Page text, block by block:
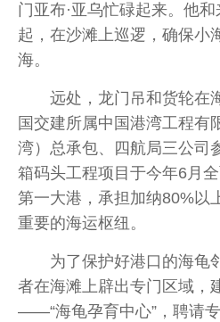
门亚布·亚乌忙碌起来。他
起，在沙滩上巡逻，确保小
海。
远处，龙门吊和货轮在
国交建所属中国港湾工程有
湾）总承包、四航局三公司
箱码头工程项目于今年6月
第一大港，承担加纳80%以
重要的海运枢纽。
为了保护好港口的海龟
者在海滩上辟出专门区域，
——“海龟孕育中心”，聘请